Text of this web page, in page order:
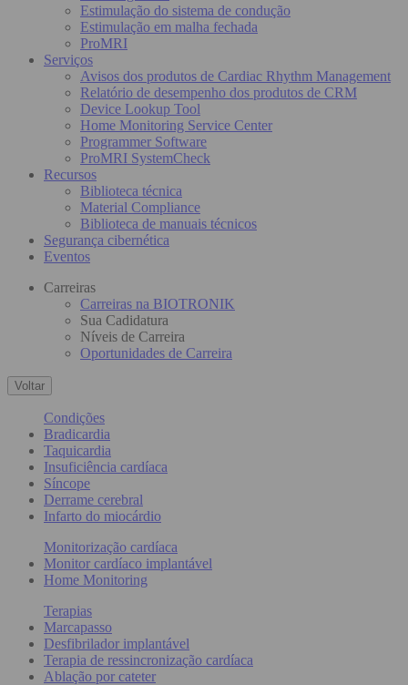
Estimulação do sistema de condução
Estimulação em malha fechada
ProMRI
Serviços
Avisos dos produtos de Cardiac Rhythm Management
Relatório de desempenho dos produtos de CRM
Device Lookup Tool
Home Monitoring Service Center
Programmer Software
ProMRI SystemCheck
Recursos
Biblioteca técnica
Material Compliance
Biblioteca de manuais técnicos
Segurança cibernética
Eventos
Carreiras
Carreiras na BIOTRONIK
Sua Cadidatura
Níveis de Carreira
Oportunidades de Carreira
Voltar
Condições
Bradicardia
Taquicardia
Insuficiência cardíaca
Síncope
Derrame cerebral
Infarto do miocárdio
Monitorização cardíaca
Monitor cardíaco implantável
Home Monitoring
Terapias
Marcapasso
Desfibrilador implantável
Terapia de ressincronização cardíaca
Ablação por cateter